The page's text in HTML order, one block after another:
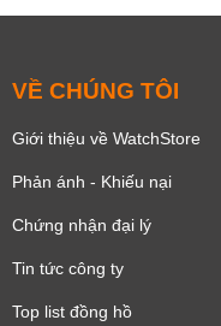
VỀ CHÚNG TÔI
Giới thiệu về WatchStore
Phản ánh - Khiếu nại
Chứng nhận đại lý
Tin tức công ty
Top list đồng hồ